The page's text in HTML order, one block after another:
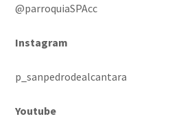
@parroquiaSPAcc
Instagram
p_sanpedrodealcantara
Youtube